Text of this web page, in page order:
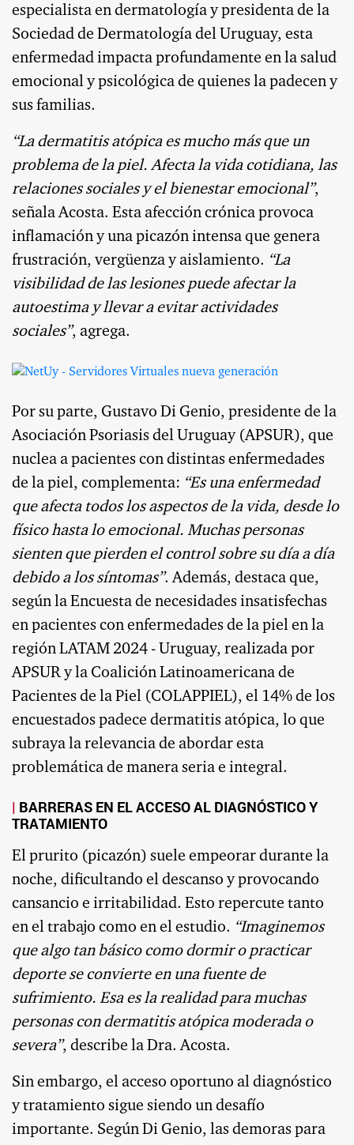
especialista en dermatología y presidenta de la
Sociedad de Dermatología del Uruguay, esta
enfermedad impacta profundamente en la salud
emocional y psicológica de quienes la padecen y
sus familias.
“La dermatitis atópica es mucho más que un
problema de la piel. Afecta la vida cotidiana, las
relaciones sociales y el bienestar emocional”,
señala Acosta. Esta afección crónica provoca
inflamación y una picazón intensa que genera
frustración, vergüenza y aislamiento. “La
visibilidad de las lesiones puede afectar la
autoestima y llevar a evitar actividades
sociales”, agrega.
Por su parte, Gustavo Di Genio, presidente de la
Asociación Psoriasis del Uruguay (APSUR), que
nuclea a pacientes con distintas enfermedades
de la piel, complementa: “Es una enfermedad
que afecta todos los aspectos de la vida, desde lo
físico hasta lo emocional. Muchas personas
sienten que pierden el control sobre su día a día
debido a los síntomas”. Además, destaca que,
según la Encuesta de necesidades insatisfechas
en pacientes con enfermedades de la piel en la
región LATAM 2024 - Uruguay, realizada por
APSUR y la Coalición Latinoamericana de
Pacientes de la Piel (COLAPPIEL), el 14% de los
encuestados padece dermatitis atópica, lo que
subraya la relevancia de abordar esta
problemática de manera seria e integral.
BARRERAS EN EL ACCESO AL DIAGNÓSTICO Y
TRATAMIENTO
El prurito (picazón) suele empeorar durante la
noche, dificultando el descanso y provocando
cansancio e irritabilidad. Esto repercute tanto
en el trabajo como en el estudio. “Imaginemos
que algo tan básico como dormir o practicar
deporte se convierte en una fuente de
sufrimiento. Esa es la realidad para muchas
personas con dermatitis atópica moderada o
severa”, describe la Dra. Acosta.
Sin embargo, el acceso oportuno al diagnóstico
y tratamiento sigue siendo un desafío
importante. Según Di Genio, las demoras para